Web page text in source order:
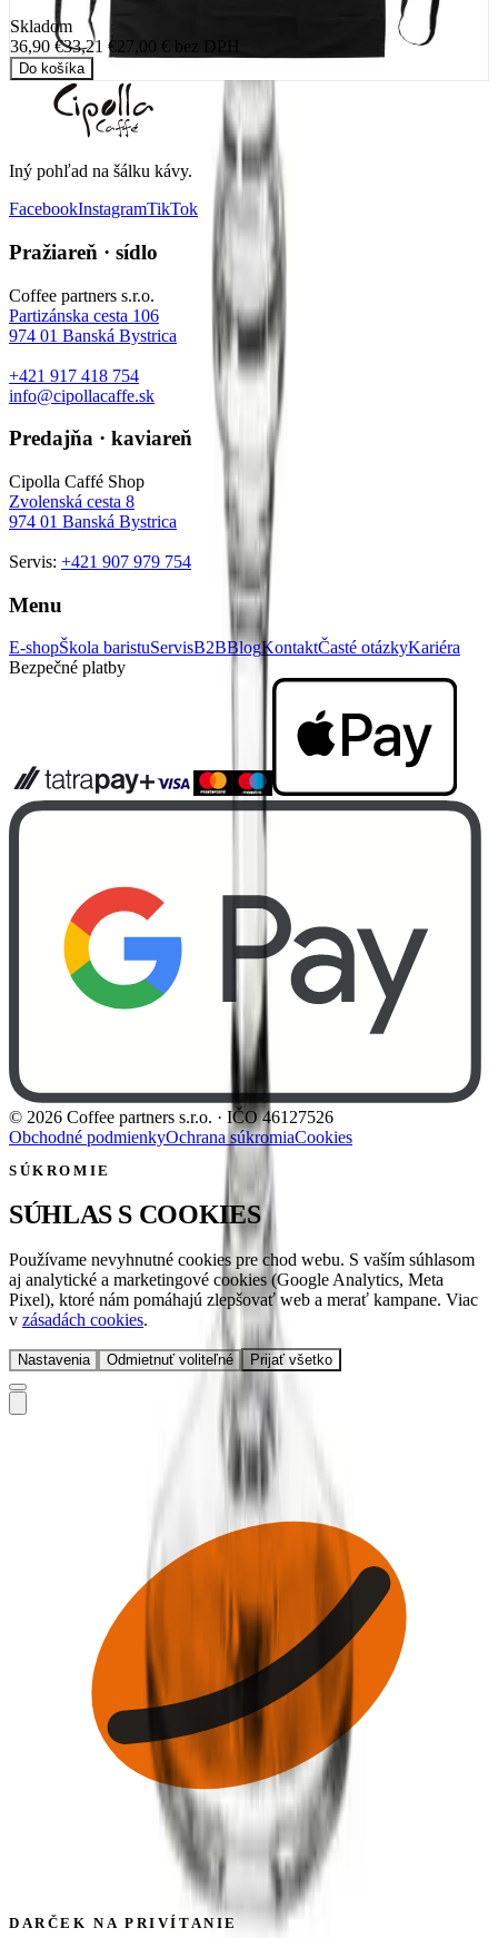
Skladom
36,90 €33,21 €27,00 € bez DPH
Do košíka
Iný pohľad na šálku kávy.
FacebookInstagramTikTok
Pražiareň · sídlo
Coffee partners s.r.o.
Partizánska cesta 106
974 01 Banská Bystrica
+421 917 418 754
info@cipollacaffe.sk
Predajňa · kaviareň
Cipolla Caffé Shop
Zvolenská cesta 8
974 01 Banská Bystrica
Servis: +421 907 979 754
Menu
E-shopŠkola baristuServisB2BBlogKontaktČasté otázkyKariéra
Bezpečné platby
© 2026 Coffee partners s.r.o. · IČO46127526
Obchodné podmienkyOchrana súkromiaCookies
SÚKROMIE
SÚHLAS S COOKIES
Používame nevyhnutné cookies pre chod webu. S vaším súhlasom
aj analytické a marketingové cookies (Google Analytics, Meta
Pixel), ktoré nám pomáhajú zlepšovať web a merať kampane. Viac
v zásadách cookies.
Nastavenia Odmietnuť voliteľné Prijať všetko
DARČEK NA PRIVÍTANIE